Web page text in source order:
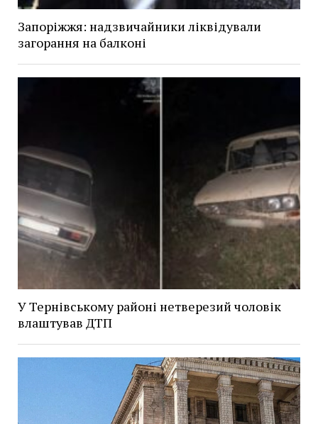
Запоріжжя: надзвичайники ліквідували
загорання на балконі
У Тернівському районі нетверезий чоловік
влаштував ДТП